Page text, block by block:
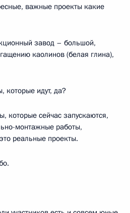
важные проекты какие
завод – большой,
каолинов (белая глина),
которые идут, да?
которые сейчас запускаются,
монтажные работы,
реальные проекты.